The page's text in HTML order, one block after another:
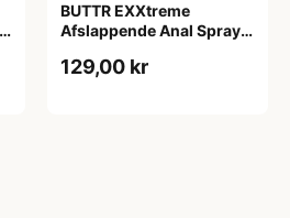
BUTTR EXXtreme
Afslappende Anal Spray
129,00 kr